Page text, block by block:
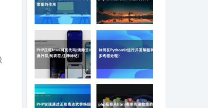
解析PHP中
DIRECTORY_SEPARATOR,PATH_SEPARATOR
两个常量的作用
php设计模式之单例模
PHP压缩html网页代码
(清除空格,换行符,制表
符,注释标记)
如何在Python中进行并